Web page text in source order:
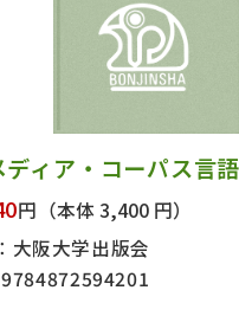
ィア・コーパス言
円 （本体 3,400 円）
大阪大学出版会
9784872594201